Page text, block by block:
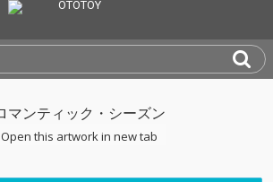
Open this artwork in new tab